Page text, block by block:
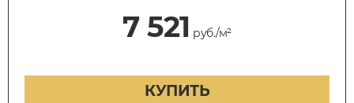
7 521 руб./м²
КУПИТЬ